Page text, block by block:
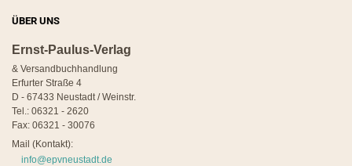
ÜBER UNS
Ernst-Paulus-Verlag
& Versandbuchhandlung
Erfurter Straße 4
D - 67433 Neustadt / Weinstr.
Tel.: 06321 - 2620
Fax: 06321 - 30076
Mail (Kontakt):
info@epvneustadt.de